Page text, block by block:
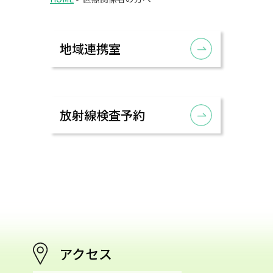
地域連携室
放射線検査予約
アクセス